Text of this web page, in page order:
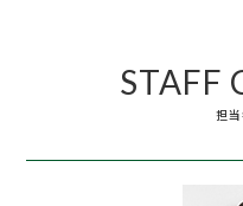
STAFF
担当